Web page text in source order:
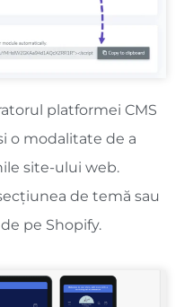
platformei CMS
o modalitate de a
site-ului web.
de temă sau
pe Shopify.